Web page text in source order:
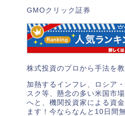
GMOクリック証券
株式投資のプロから手法を
加熱するインフレ、ロシア
スク等、懸念の多い米国市
へと、機関投資家による資
ます！今ならなんと10日間